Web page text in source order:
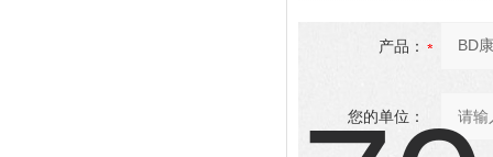
产品：
您的单位：